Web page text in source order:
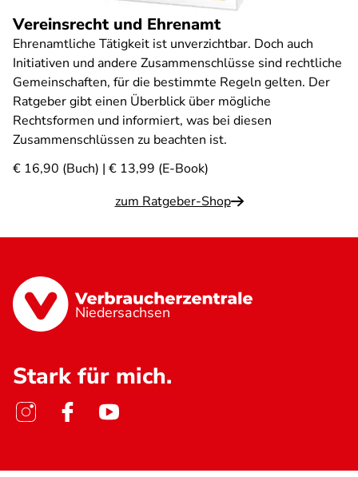
Vereinsrecht und Ehrenamt
Ehrenamtliche Tätigkeit ist unverzichtbar. Doch auch
Initiativen und andere Zusammenschlüsse sind rechtliche
Gemeinschaften, für die bestimmte Regeln gelten. Der
Ratgeber gibt einen Überblick über mögliche
Rechtsformen und informiert, was bei diesen
Zusammenschlüssen zu beachten ist.
€ 16,90 (Buch) | € 13,99 (E-Book)
zum Ratgeber-Shop
Niedersachsen
Stark für mich.